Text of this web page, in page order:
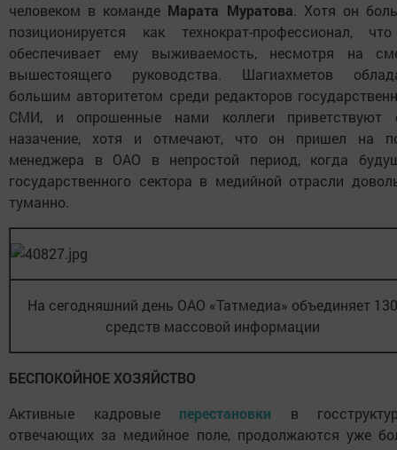
человеком в команде Марата Муратова. Хотя он
позиционируется как технократ-профессионал,
обеспечивает ему выживаемость, несмотря на
вышестоящего руководства. Шагиахметов
большим авторитетом среди редакторов
СМИ, и опрошенные нами коллеги приветствуют
назачение, хотя и отмечают, что он пришел на
менеджера в ОАО в непростой период, когда
государственного сектора в медийной отрасли
туманно.
На сегодняшний день ОАО «Татмедиа» объединяет 130
средств массовой информации
БЕСПОКОЙНОЕ ХОЗЯЙСТВО
Активные кадровые перестановки в
отвечающих за медийное поле, продолжаются уже